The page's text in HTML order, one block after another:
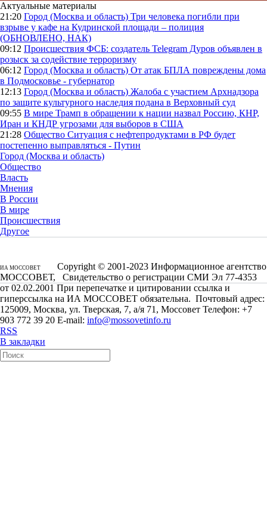
Актуальные материалы
21:20 Город (Москва и область) Три человека погибли при
взрыве у кафе на Кудринской площади – полиция
(ОБНОВЛЕНО, НАК)
09:12 Происшествия ФСБ: создатель Telegram Дуров объявлен в
розыск за содействие терроризму
06:12 Город (Москва и область) От атак БПЛА повреждены дома
в Подмосковье - губернатор
12:13 Город (Москва и область) Жалоба с участием Архнадзора
по защите культурного наследия подана в Верховный суд
09:55 В мире Трамп в обращении к нации назвал Россию, КНР,
Иран и КНДР угрозами для выборов в США
21:28 Общество Ситуация с нефтепродуктами в РФ будет
постепенно выправляться - Путин
Город (Москва и область)
Общество
Власть
Мнения
В России
В мире
Происшествия
Другое
ИА МОССОВЕТ
Copyright © 2001-2023 Информационное агентство
МОССОВЕТ, Свидетельство о регистрации СМИ Эл 77-4353
от 02.02.2001 При перепечатке и цитировании ссылка и
гиперссылка на ИА МОССОВЕТ обязательна. Почтовый адрес:
125009, Москва, ул. Тверская, 7, а/я 71, Моссовет Телефон: +7
903 772 39 20 E-mail: info@mossovetinfo.ru
RSS
В закладки